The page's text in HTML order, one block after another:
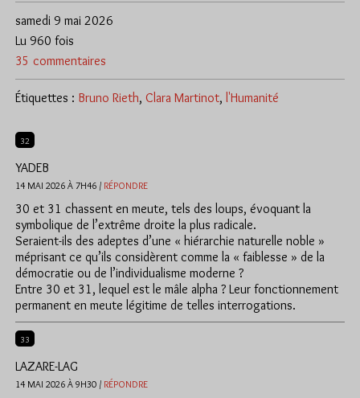
samedi 9 mai 2026
35 commentaires
Lu 960 fois
Étiquettes : Bruno Rieth, Clara Martinot, l'Humanité
32
YADEB
14 MAI 2026 À 7H46 / RÉPONDRE
30 et 31 chassent en meute, tels des loups, évoquant la
symbolique de l’extrême droite la plus radicale.
Seraient-ils des adeptes d’une « hiérarchie naturelle noble »
méprisant ce qu’ils considèrent comme la « faiblesse » de la
démocratie ou de l’individualisme moderne ?
Entre 30 et 31, lequel est le mâle alpha ? Leur fonctionnement
permanent en meute légitime de telles interrogations.
33
LAZARE-LAG
14 MAI 2026 À 9H30 / RÉPONDRE